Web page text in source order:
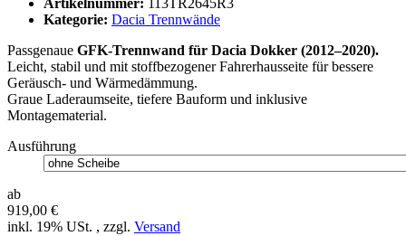
Artikelnummer: 113TR2645R3
Kategorie: Dacia Trennwände
Passgenaue GFK-Trennwand für Dacia Dokker (2012–2020).
Leicht, stabil und mit stoffbezogener Fahrerhausseite für bessere
Geräusch- und Wärmedämmung.
Graue Laderaumseite, tiefere Bauform und inklusive
Montagematerial.
Ausführung
ab
919,00 €
inkl. 19% USt. , zzgl. Versand